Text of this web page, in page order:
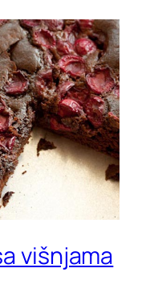
višnjama